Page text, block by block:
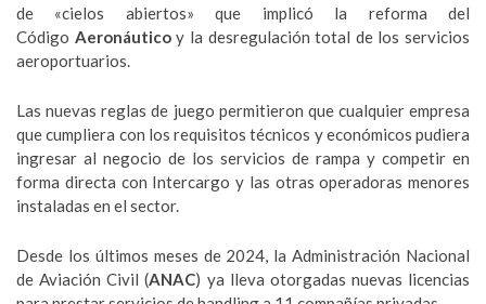
de «cielos abiertos» que implicó la reforma del
Código Aeronáuticoy la desregulación total de los servicios
aeroportuarios.
Las nuevas reglas de juego permitieron que cualquier empresa
que cumpliera con los requisitos técnicos y económicos pudiera
ingresar al negocio de los servicios de rampa y competir en
forma directa con Intercargo y las otras operadoras menores
instaladas en el sector.
Desde los últimos meses de 2024, la Administración Nacional
de Aviación Civil (ANAC) ya lleva otorgadas nuevas licencias